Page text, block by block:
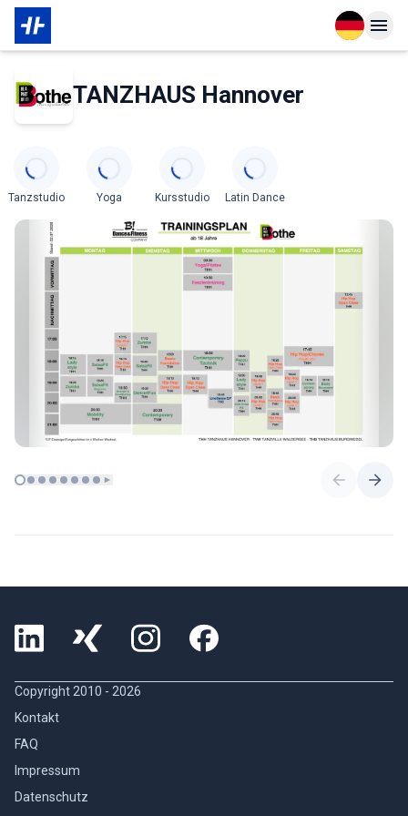
OpenOpen
Über den Partner
TANZHAUS Hannover
Tanzstudio Yoga Kursstudio Latin Dance
Copyright 2010 - 2026
Kontakt
FAQ
Impressum
Datenschutz